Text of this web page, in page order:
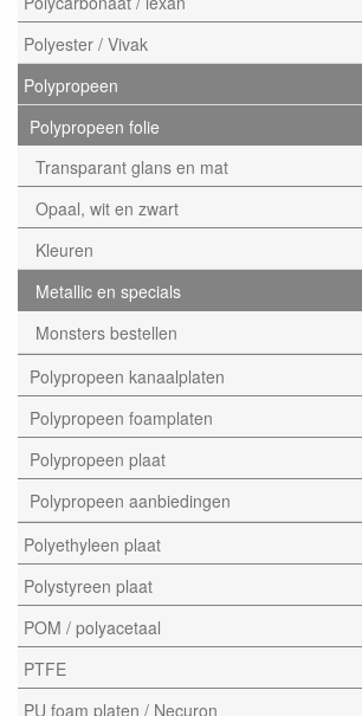
Polyester / Vivak
Polypropeen
Polypropeen folie
Transparant glans en mat
Opaal, wit en zwart
Kleuren
Metallic en specials
Monsters bestellen
Polypropeen kanaalplaten
Polypropeen foamplaten
Polypropeen plaat
Polypropeen aanbiedingen
Polyethyleen plaat
Polystyreen plaat
POM / polyacetaal
PTFE
PU foam platen / Necuron